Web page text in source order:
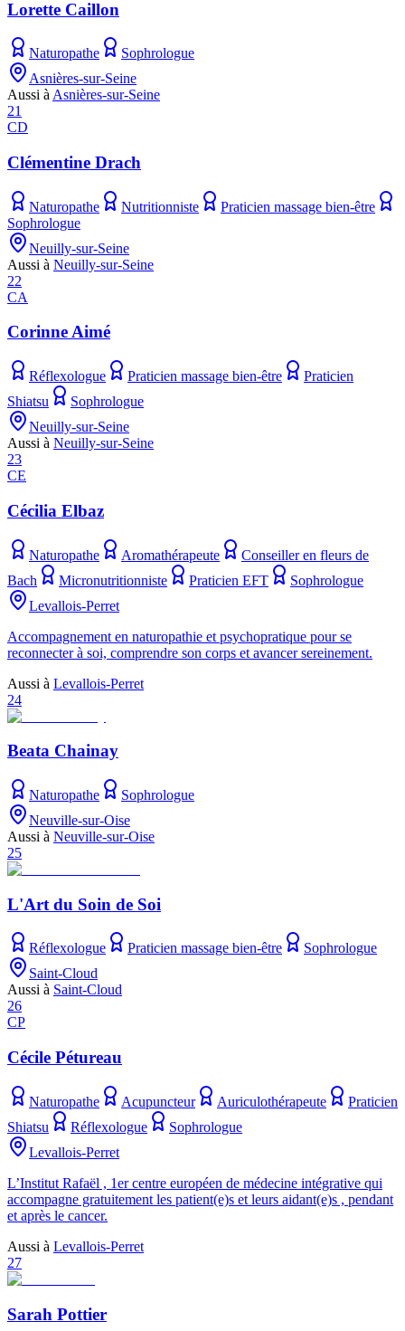
Lorette Caillon
Naturopathe
Sophrologue
Asnières-sur-Seine
Aussi à Asnières-sur-Seine
21
CD
Clémentine Drach
Naturopathe Nutritionniste
Praticien massage bien-être
Sophrologue
Neuilly-sur-Seine
Aussi à Neuilly-sur-Seine
22
CA
Corinne Aimé
Réflexologue Praticien massage bien-être
Praticien
Shiatsu
Sophrologue
Neuilly-sur-Seine
Aussi à Neuilly-sur-Seine
23
CE
Cécilia Elbaz
Naturopathe Aromathérapeute
Conseiller en fleurs de
Bach
Micronutritionniste Praticien EFT
Sophrologue
Levallois-Perret
Accompagnement en naturopathie et psychopratique pour se
reconnecter à soi, comprendre son corps et avancer sereinement.
Aussi à Levallois-Perret
24
Beata Chainay
Naturopathe
Sophrologue
Neuville-sur-Oise
Aussi à Neuville-sur-Oise
25
L'Art du Soin de Soi
Réflexologue Praticien massage bien-être
Sophrologue
Saint-Cloud
Aussi à Saint-Cloud
26
CP
Cécile Pétureau
Naturopathe Acupuncteur Auriculothérapeute
Praticien
Shiatsu
Réflexologue
Sophrologue
Levallois-Perret
L’Institut Rafaël , 1er centre européen de médecine intégrative qui
accompagne gratuitement les patient(e)s et leurs aidant(e)s , pendant
et après le cancer.
Aussi à Levallois-Perret
27
Sarah Pottier